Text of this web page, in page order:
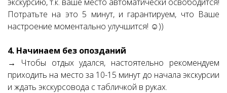
Потратьте на это 5 минут, и гарантируем, что Ваше
настроение моментально улучшится! ☺))
4. Начинаем без опозданий
→ Чтобы отдых удался, настоятельно рекомендуем
приходить на место за 10-15 минут до начала экскурсии
и ждать экскурсовода с табличкой в руках.